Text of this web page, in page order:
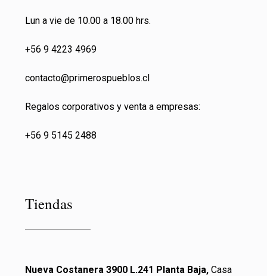
Lun a vie de 10.00 a 18.00 hrs.
+56 9 4223 4969
contacto@primerospueblos.cl
Regalos corporativos y venta a empresas:
+56 9 5145 2488
Tiendas
Nueva Costanera 3900 L.241 Planta Baja, Casa